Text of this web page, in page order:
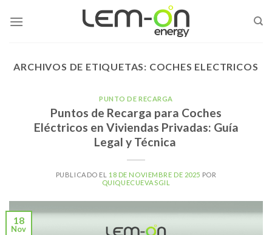
ARCHIVOS DE ETIQUETAS: COCHES ELECTRICOS
PUNTO DE RECARGA
Puntos de Recarga para Coches
Eléctricos en Viviendas Privadas: Guía
Legal y Técnica
PUBLICADO EL 18 DE NOVIEMBRE DE 2025 POR
QUIQUECUEVASGIL
18
Nov